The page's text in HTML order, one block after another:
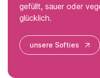
gefüllt, sauer oder
glücklich.
unsere Softies